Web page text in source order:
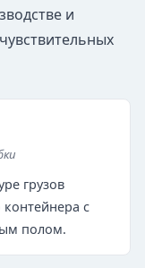
и
грузов
контейнера с
полом.